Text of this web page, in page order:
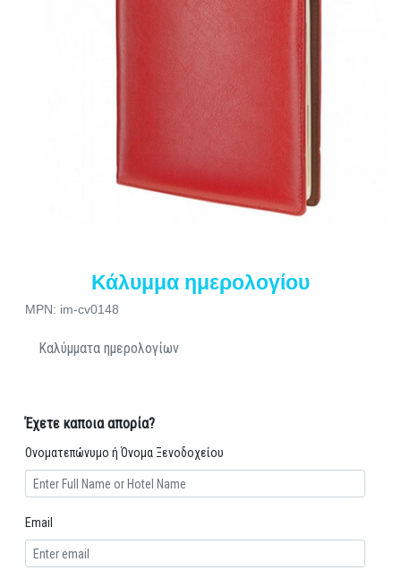
Κάλυμμα ημερολογίου
MPN: im-cv0148
Καλύμματα ημερολογίων
Έχετε καποια απορία?
Ονοματεπώνυμο ή Όνομα Ξενοδοχείου
Email